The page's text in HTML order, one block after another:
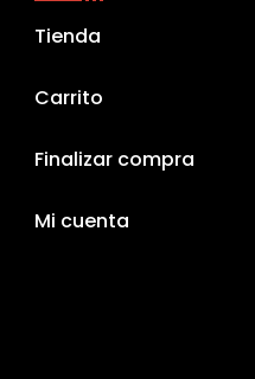
Tienda
Carrito
Finalizar compra
Mi cuenta